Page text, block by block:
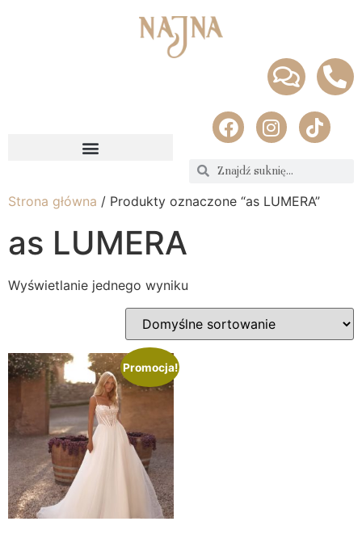
Strona główna / Produkty oznaczone “as LUMERA”
as LUMERA
Wyświetlanie jednego wyniku
Promocja!